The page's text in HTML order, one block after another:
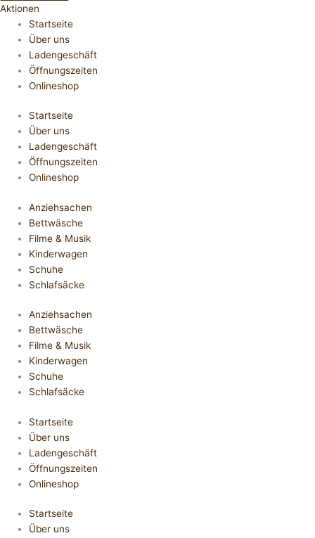
Aktionen
Startseite
Über uns
Ladengeschäft
Öffnungszeiten
Onlineshop
Startseite
Über uns
Ladengeschäft
Öffnungszeiten
Onlineshop
Anziehsachen
Bettwäsche
Filme & Musik
Kinderwagen
Schuhe
Schlafsäcke
Anziehsachen
Bettwäsche
Filme & Musik
Kinderwagen
Schuhe
Schlafsäcke
Startseite
Über uns
Ladengeschäft
Öffnungszeiten
Onlineshop
Startseite
Über uns